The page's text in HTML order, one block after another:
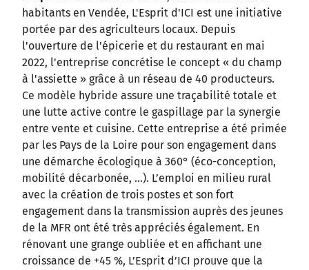
habitants en Vendée, L'Esprit d'ICI est une initiative
portée par des agriculteurs locaux. Depuis
l'ouverture de l'épicerie et du restaurant en mai
2022, l'entreprise concrétise le concept « du champ
à l'assiette » grâce à un réseau de 40 producteurs.
Ce modèle hybride assure une traçabilité totale et
une lutte active contre le gaspillage par la synergie
entre vente et cuisine. Cette entreprise a été primée
par les Pays de la Loire pour son engagement dans
une démarche écologique à 360° (éco-conception,
mobilité décarbonée, …). L’emploi en milieu rural
avec la création de trois postes et son fort
engagement dans la transmission auprès des jeunes
de la MFR ont été très appréciés également. En
rénovant une grange oubliée et en affichant une
croissance de +45 %, L’Esprit d’ICI prouve que la